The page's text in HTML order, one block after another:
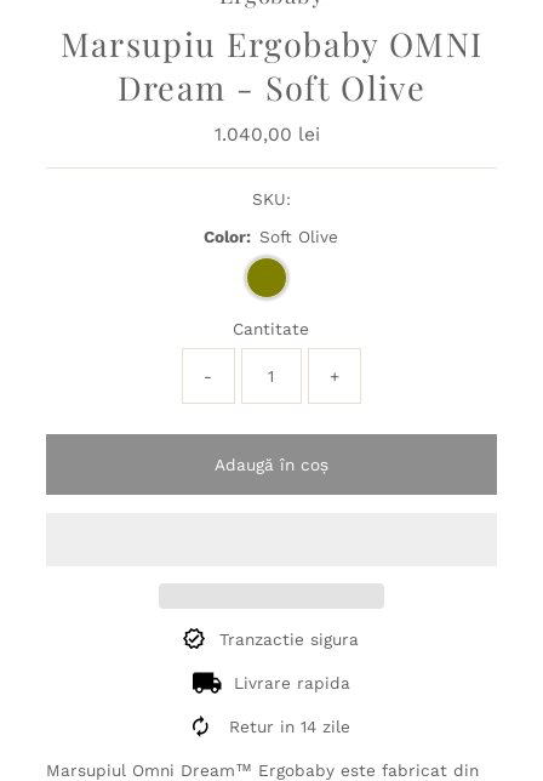
Marsupiu Ergobaby OMNI
Dream - Soft Olive
Preț
1.040,00 lei
SKU:
Color: Soft Olive
Cantitate
- +
Adaugă în coș
Tranzactie sigura
Livrare rapida
Retur in 14 zile
Marsupiul Omni Dream™ Ergobaby este fabricat din